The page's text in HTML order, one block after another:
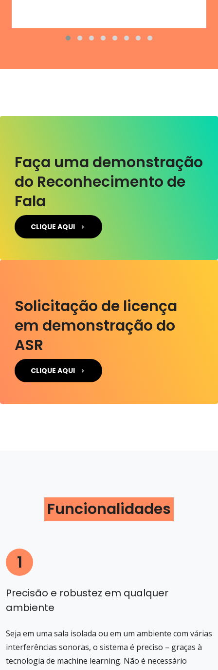
Faça uma demonstração
do Reconhecimento de
Fala
CLIQUE AQUI
Solicitação de licença
em demonstração do
ASR
CLIQUE AQUI
Funcionalidades
1
Precisão e robustez em qualquer
ambiente
Seja em uma sala isolada ou em um ambiente com várias
interferências sonoras, o sistema é preciso – graças à
tecnologia de machine learning. Não é necessário